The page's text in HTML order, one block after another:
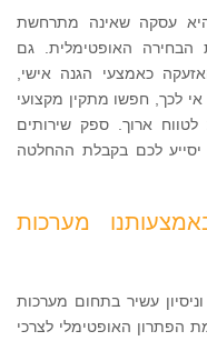
עסקה שאינה מתרחשת
הבחירה האופטימלית. גם
כאמצעי הגנה אישי,
לכך, חפשו מתקין מקצועי
ארוך. ספק שירותים
לכם בקבלת ההחלטה
מערכות
עשיר בתחום מערכות
הפתרון האופטימלי לצרכי